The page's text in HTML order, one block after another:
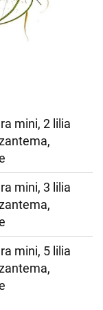
mini, 2 lilia
mini, 3 lilia
mini, 5 lilia